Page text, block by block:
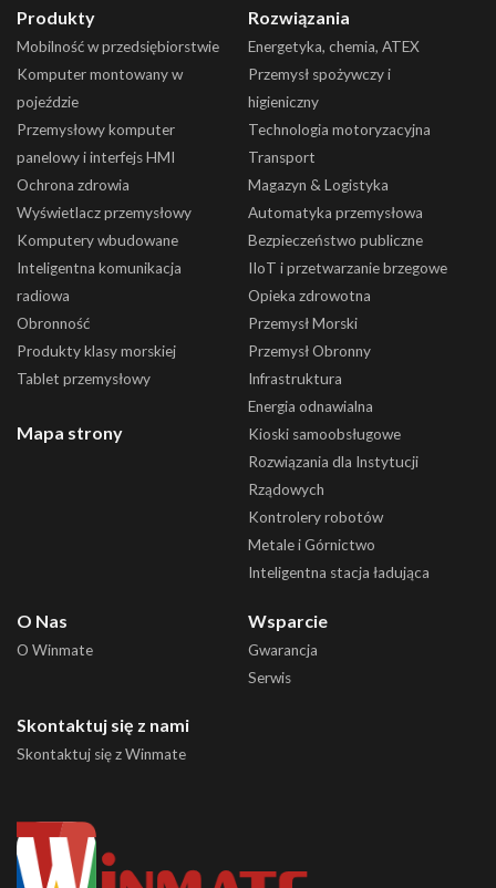
Produkty
Mobilność w przedsiębiorstwie
Komputer montowany w
pojeździe
Przemysłowy komputer
panelowy i interfejs HMI
Ochrona zdrowia
Wyświetlacz przemysłowy
Komputery wbudowane
Inteligentna komunikacja
radiowa
Obronność
Produkty klasy morskiej
Tablet przemysłowy
Mapa strony
Rozwiązania
Energetyka, chemia, ATEX
Przemysł spożywczy i
higieniczny
Technologia motoryzacyjna
Transport
Magazyn & Logistyka
Automatyka przemysłowa
Bezpieczeństwo publiczne
IIoT i przetwarzanie brzegowe
Opieka zdrowotna
Przemysł Morski
Przemysł Obronny
Infrastruktura
Energia odnawialna
Kioski samoobsługowe
Rozwiązania dla Instytucji
Rządowych
Kontrolery robotów
Metale i Górnictwo
Inteligentna stacja ładująca
O Nas
O Winmate
Wsparcie
Gwarancja
Serwis
Skontaktuj się z nami
Skontaktuj się z Winmate